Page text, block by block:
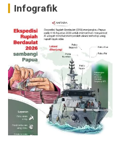
Infografik